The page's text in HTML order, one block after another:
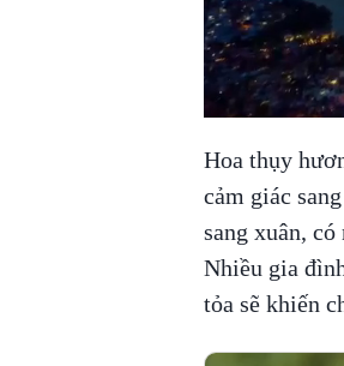
Hoa thụy
cảm giác
sang xuân,
Nhiều gia
tỏa sẽ khiến